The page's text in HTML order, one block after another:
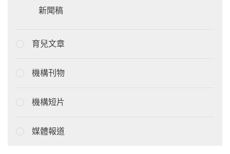
新聞稿
育兒文章
機構刊物
機構短片
媒體報道